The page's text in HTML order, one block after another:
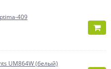
409
UM864W (белый)